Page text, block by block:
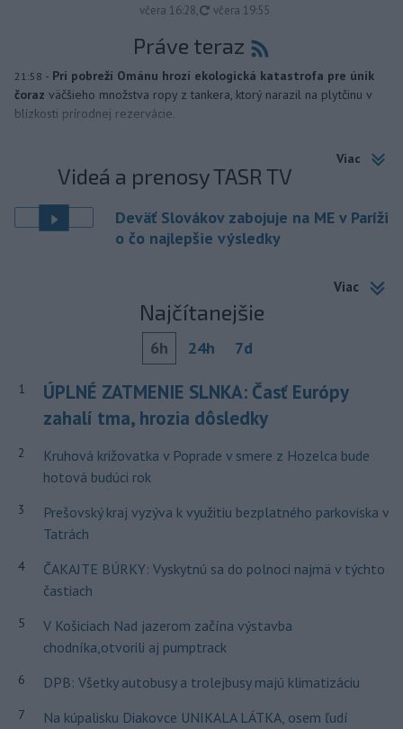
včera 16:28, aktualizované
včera 19:55
Práve teraz
21:58 - Pri pobreží Ománu hrozí ekologická katastrofa pre únik
čoraz väčšieho množstva ropy z tankera, ktorý narazil na plytčinu v
blízkosti prírodnej rezervácie.
Viac
Videá a prenosy TASR TV
Deväť Slovákov zabojuje na ME v Paríži
o čo najlepšie výsledky
Viac
Najčítanejšie
6h 24h 7d
1
ÚPLNÉ ZATMENIE SLNKA: Časť Európy
zahalí tma, hrozia dôsledky
2
Kruhová križovatka v Poprade v smere z Hozelca bude
hotová budúci rok
3
Prešovský kraj vyzýva k využitiu bezplatného parkoviska v
Tatrách
4
ČAKAJTE BÚRKY: Vyskytnú sa do polnoci najmä v týchto
častiach
5
V Košiciach Nad jazerom začína výstavba
chodníka,otvorili aj pumptrack
6 DPB: Všetky autobusy a trolejbusy majú klimatizáciu
7
Na kúpalisku Diakovce UNIKALA LÁTKA, osem ľudí